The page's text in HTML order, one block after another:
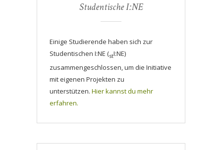
Studentische I:NE
Einige Studierende haben sich zur
Studentischen I:NE (stI:NE)
zusammengeschlossen, um die Initiative
mit eigenen Projekten zu
unterstützen. Hier kannst du mehr
erfahren.